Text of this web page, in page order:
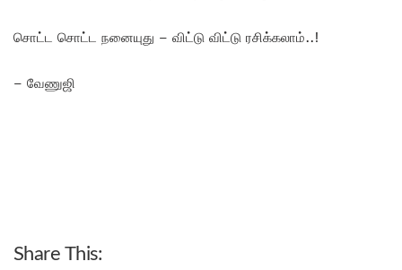
சொட்ட சொட்ட நனையுது – விட்டு விட்டு ரசிக்கலாம்..!
– வேணுஜி
Share This: